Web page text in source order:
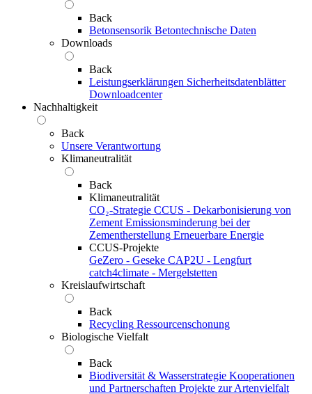
Back
Betonsensorik Betontechnische Daten
Downloads
Back
Leistungserklärungen Sicherheitsdatenblätter
Downloadcenter
Nachhaltigkeit
Back
Unsere Verantwortung
Klimaneutralität
Back
Klimaneutralität
CO₂-Strategie CCUS - Dekarbonisierung von
Zement Emissionsminderung bei der
Zementherstellung Erneuerbare Energie
CCUS-Projekte
GeZero - Geseke CAP2U - Lengfurt
catch4climate - Mergelstetten
Kreislaufwirtschaft
Back
Recycling Ressourcenschonung
Biologische Vielfalt
Back
Biodiversität & Wasserstrategie Kooperationen
und Partnerschaften Projekte zur Artenvielfalt